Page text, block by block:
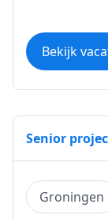
Bekijk
Senior
Groningen